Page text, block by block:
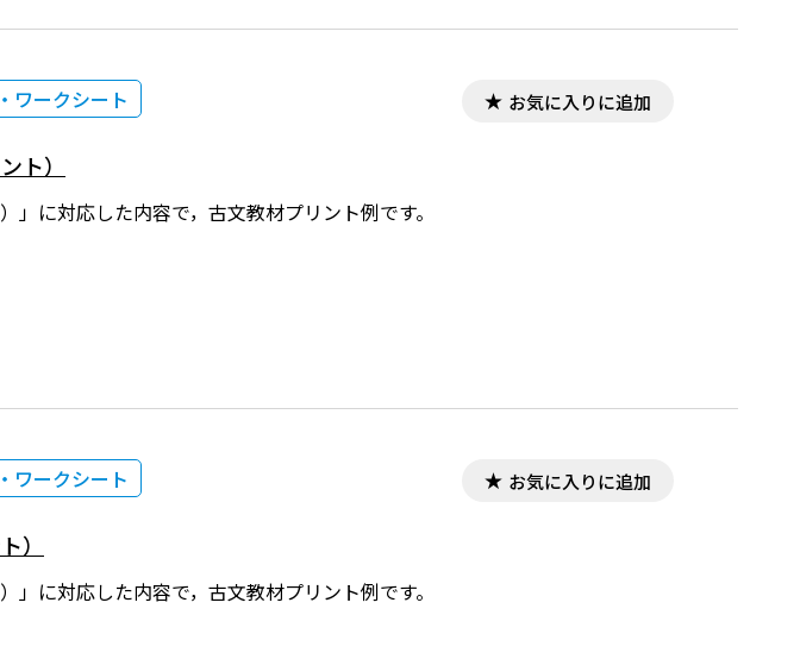
ワークシート お気に入りに追加
ト）
に対応した内容で，古文教材プリント例です。
ワークシート お気に入りに追加
）
に対応した内容で，古文教材プリント例です。